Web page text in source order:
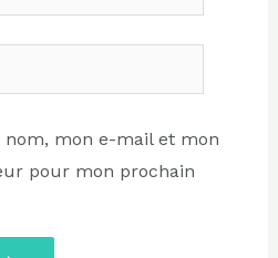
mon e-mail et mon
pour mon prochain